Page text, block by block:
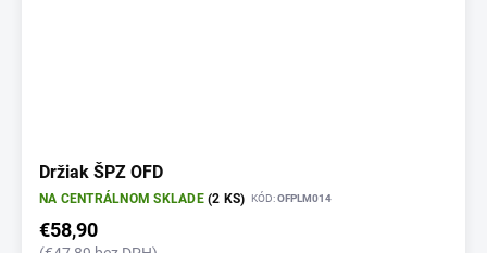
Držiak ŠPZ OFD
NA CENTRÁLNOM SKLADE(2 KS) KÓD:OFPLM014
€58,90